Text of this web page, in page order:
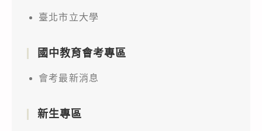
臺北市立大學
國中教育會考專區
會考最新消息
新生專區